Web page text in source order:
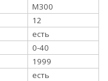
M300
12
есть
0-40
1999
есть